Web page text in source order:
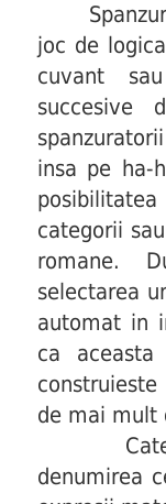
joc de
cuvant
succesive
insa pe ha-
categorii
romane.
selectarea
automat in
ca
de mai mult
denumirea